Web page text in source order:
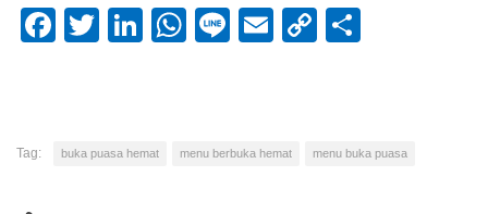
Facebook
Twitter
LinkedIn
WhatsApp
LineEmail
Copy
Tag: buka puasa hemat menu berbuka hemat menu buka puasa